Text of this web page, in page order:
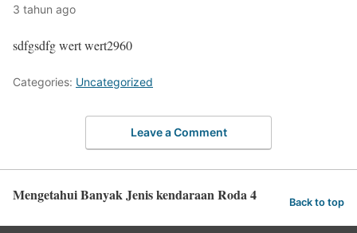
3 tahun ago
sdfgsdfg wert wert2960
Categories: Uncategorized
Leave a Comment
Mengetahui Banyak Jenis kendaraan Roda 4 Back to top